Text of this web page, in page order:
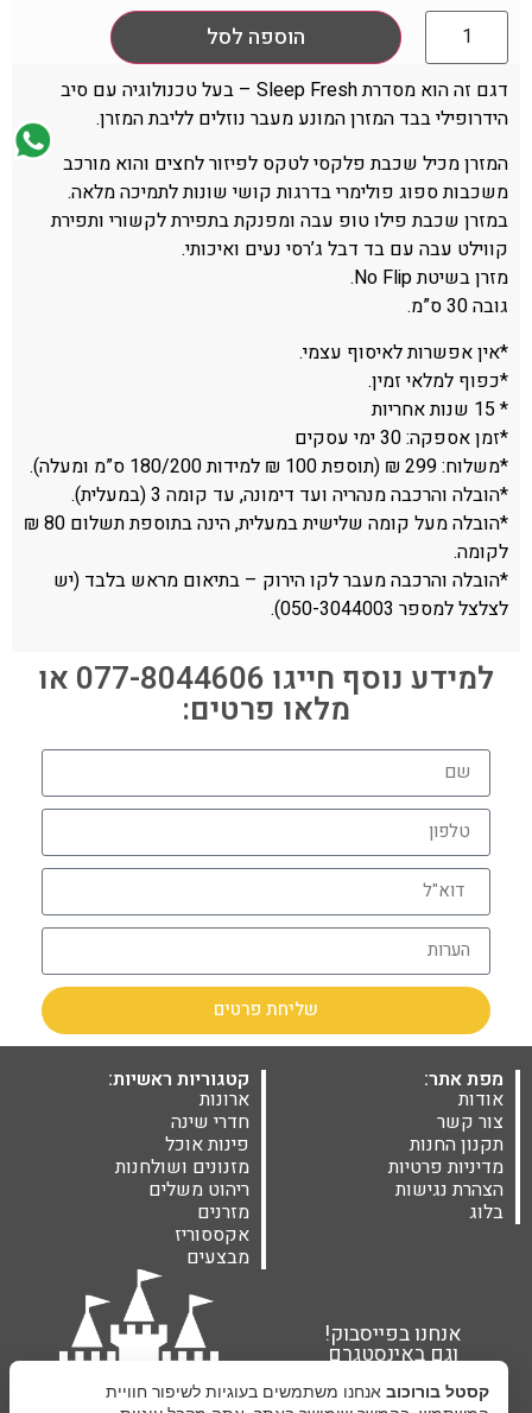
הוספה לסל
דגם זה הוא מסדרת Sleep Fresh – בעל טכנולוגיה עם סיב
הידרופילי בבד המזרן המונע מעבר נוזלים לליבת המזרן.
המזרן מכיל שכבת פלקסי לטקס לפיזור לחצים והוא מורכב
משכבות ספוג פולימרי בדרגות קושי שונות לתמיכה מלאה.
במזרן שכבת פילו טופ עבה ומפנקת בתפירת לקשורי ותפירת
קווילט עבה עם בד דבל ג’רסי נעים ואיכותי.
מזרן בשיטת No Flip.
גובה 30 ס”מ.
*אין אפשרות לאיסוף עצמי.
*כפוף למלאי זמין.
* 15 שנות אחריות
*זמן אספקה: 30 ימי עסקים
*משלוח: 299 ₪ (תוספת 100 ₪ למידות 180/200 ס”מ ומעלה).
*הובלה והרכבה מנהריה ועד דימונה, עד קומה 3 (במעלית).
*הובלה מעל קומה שלישית במעלית, הינה בתוספת תשלום 80 ₪
לקומה.
*הובלה והרכבה מעבר לקו הירוק – בתיאום מראש בלבד (יש
לצלצל למספר 050-3044003).
למידע נוסף חייגו 077-8044606 או
מלאו פרטים:
שליחת פרטים
מפת אתר:
אודות
צור קשר
תקנון החנות
מדיניות פרטיות
הצהרת נגישות
בלוג
קטגוריות ראשיות:
ארונות
חדרי שינה
פינות אוכל
מזנונים ושולחנות
ריהוט משלים
מזרנים
אקססוריז
מבצעים
אנחנו בפייסבוק!
וגם באינסטגרם
קסטל בורוכוב אנחנו משתמשים בעוגיות לשיפור חוויית